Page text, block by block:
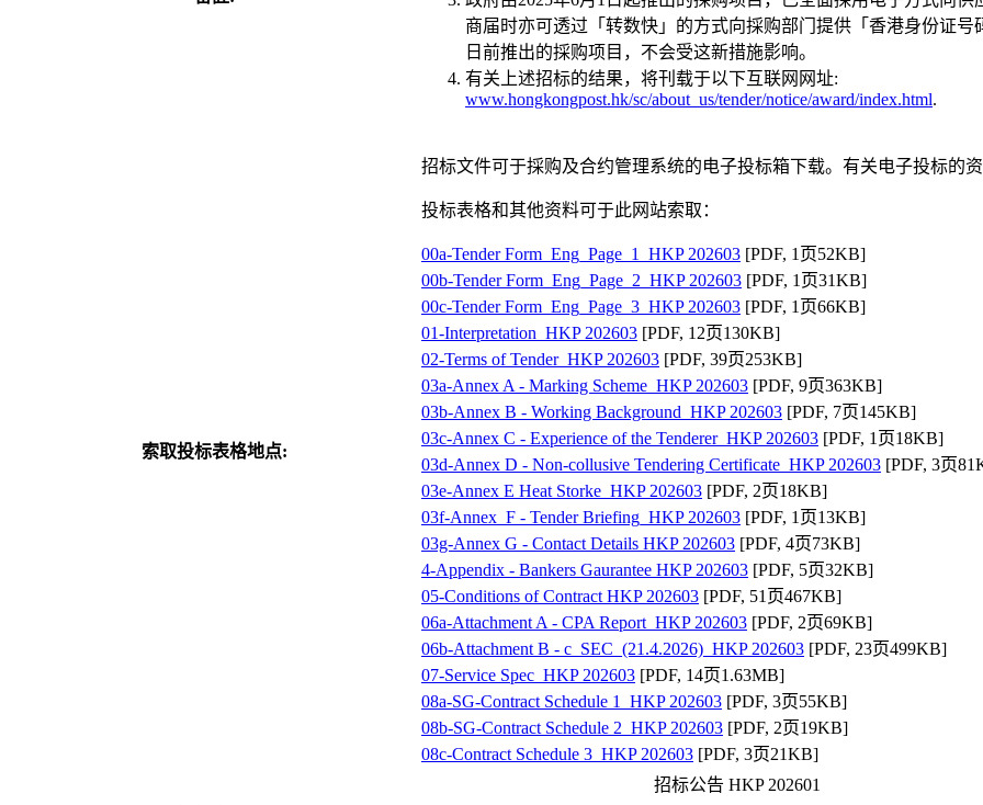
商届时亦可透过「转数快」的方式向採购部门提供「香港身份证号
日前推出的採购项目，不会受这新措施影响。
有关上述招标的结果，将刊载于以下互联网网址:
www.hongkongpost.hk/sc/about_us/tender/notice/award/index.html.
索取投标表格地点:
招标文件可于採购及合约管理系统的电子投标箱下载。有关电子投标的
投标表格和其他资料可于此网站索取：
00a-Tender Form_Eng_Page_1_HKP 202603 [PDF, 1页52KB]
00b-Tender Form_Eng_Page_2_HKP 202603 [PDF, 1页31KB]
00c-Tender Form_Eng_Page_3_HKP 202603 [PDF, 1页66KB]
01-Interpretation_HKP 202603 [PDF, 12页130KB]
02-Terms of Tender_HKP 202603 [PDF, 39页253KB]
03a-Annex A - Marking Scheme_HKP 202603 [PDF, 9页363KB]
03b-Annex B - Working Background_HKP 202603 [PDF, 7页145KB]
03c-Annex C - Experience of the Tenderer_HKP 202603 [PDF, 1页18KB]
03d-Annex D - Non-collusive Tendering Certificate_HKP 202603 [PDF, 3页
03e-Annex E Heat Storke_HKP 202603 [PDF, 2页18KB]
03f-Annex_F - Tender Briefing_HKP 202603 [PDF, 1页13KB]
03g-Annex G - Contact Details HKP 202603 [PDF, 4页73KB]
4-Appendix - Bankers Gaurantee HKP 202603 [PDF, 5页32KB]
05-Conditions of Contract HKP 202603 [PDF, 51页467KB]
06a-Attachment A - CPA Report_HKP 202603 [PDF, 2页69KB]
06b-Attachment B - c_SEC_(21.4.2026)_HKP 202603 [PDF, 23页499KB]
07-Service Spec_HKP 202603 [PDF, 14页1.63MB]
08a-SG-Contract Schedule 1_HKP 202603 [PDF, 3页55KB]
08b-SG-Contract Schedule 2_HKP 202603 [PDF, 2页19KB]
08c-Contract Schedule 3_HKP 202603 [PDF, 3页21KB]
招标公告 HKP 202601